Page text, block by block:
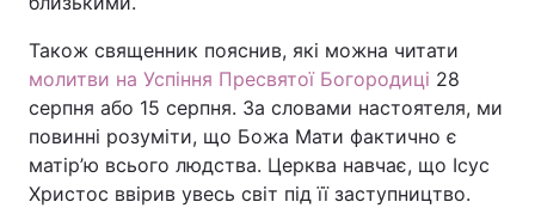
Також священник пояснив, які можна читати
молитви на Успіння Пресвятої Богородиці 28
серпня або 15 серпня. За словами настоятеля, ми
повинні розуміти, що Божа Мати фактично є
матір’ю всього людства. Церква навчає, що Ісус
Христос ввірив увесь світ під її заступництво.